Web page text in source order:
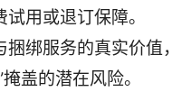
用或退订保障。
捆绑服务的真实价值
盖的潜在风险。